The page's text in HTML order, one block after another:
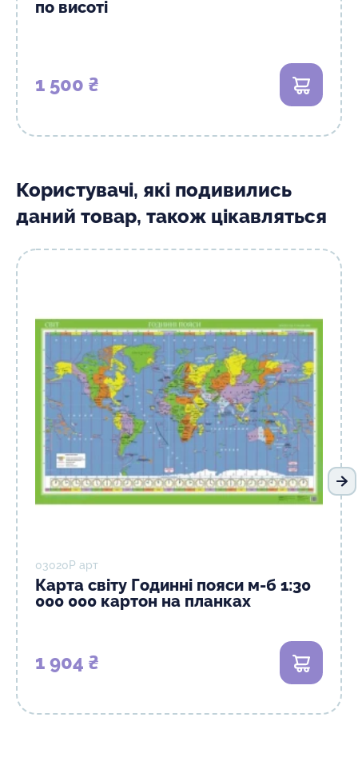
по висоті
1 500 ₴ В кошик
Користувачі, які подивились
даний товар, також цікавляться
03020Р арт
Карта світу Годинні пояси м-б 1:30
000 000 картон на планках
1 904 ₴ В кошик